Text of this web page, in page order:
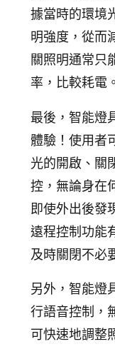
據當時的環境
明強度，從而
關照明通常只
率，比較耗電。
最後，智能燈
體驗！使用者
光的開啟、關
控，無論身在
即使外出後發
遠程控制功能
及時關閉不必
另外，智能燈
行語音控制，
可快速地調整